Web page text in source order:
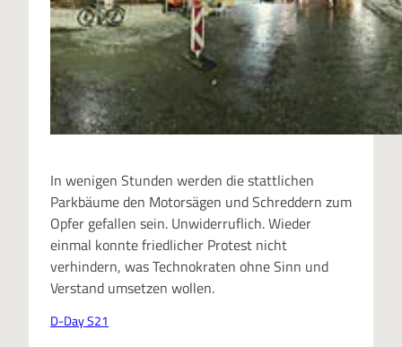
In wenigen Stunden werden die stattlichen
Parkbäume den Motorsägen und Schreddern zum
Opfer gefallen sein. Unwiderruflich. Wieder
einmal konnte friedlicher Protest nicht
verhindern, was Technokraten ohne Sinn und
Verstand umsetzen wollen.
D-Day S21